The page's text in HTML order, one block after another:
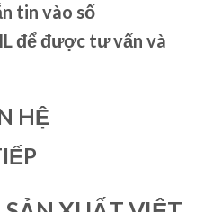
tin vào số
để được tư vấn và
HỆ